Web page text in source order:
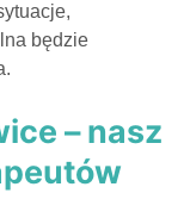
będzie
– nasz